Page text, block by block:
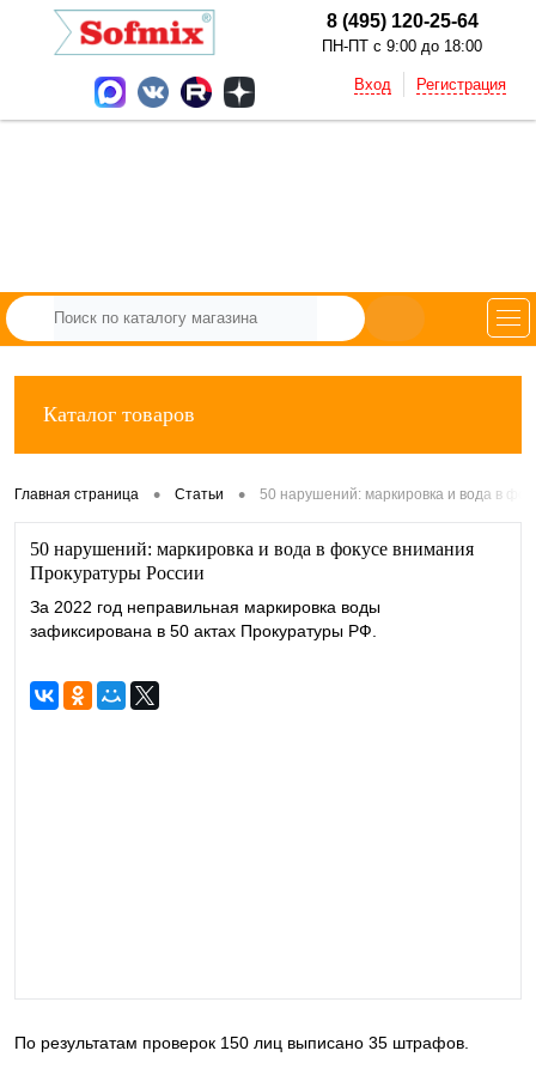
8 (495) 120-25-64
ПН-ПТ с 9:00 до 18:00
Вход Регистрация
Каталог товаров
Главная страница • Статьи • 50 нарушений: маркировка и вода в
50 нарушений: маркировка и вода в фокусе внимания
Прокуратуры России
За 2022 год неправильная маркировка воды
зафиксирована в 50 актах Прокуратуры РФ.
По результатам проверок 150 лиц выписано 35 штрафов.